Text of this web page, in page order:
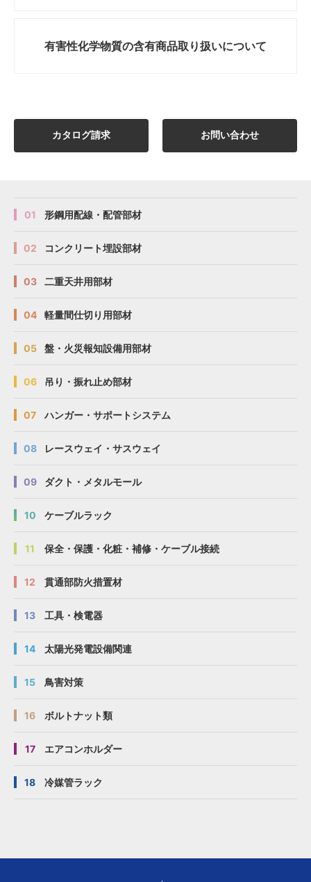
有害性化学物質の含有商品取り扱いについて
カタログ請求 お問い合わせ
01 形鋼用配線・配管部材
02 コンクリート埋設部材
03 二重天井用部材
04 軽量間仕切り用部材
05 盤・火災報知設備用部材
06 吊り・振れ止め部材
07 ハンガー・サポートシステム
08 レースウェイ・サスウェイ
09 ダクト・メタルモール
10 ケーブルラック
11 保全・保護・化粧・補修・ケーブル接続
12 貫通部防火措置材
13 工具・検電器
14 太陽光発電設備関連
15 鳥害対策
16 ボルトナット類
17 エアコンホルダー
18 冷媒管ラック